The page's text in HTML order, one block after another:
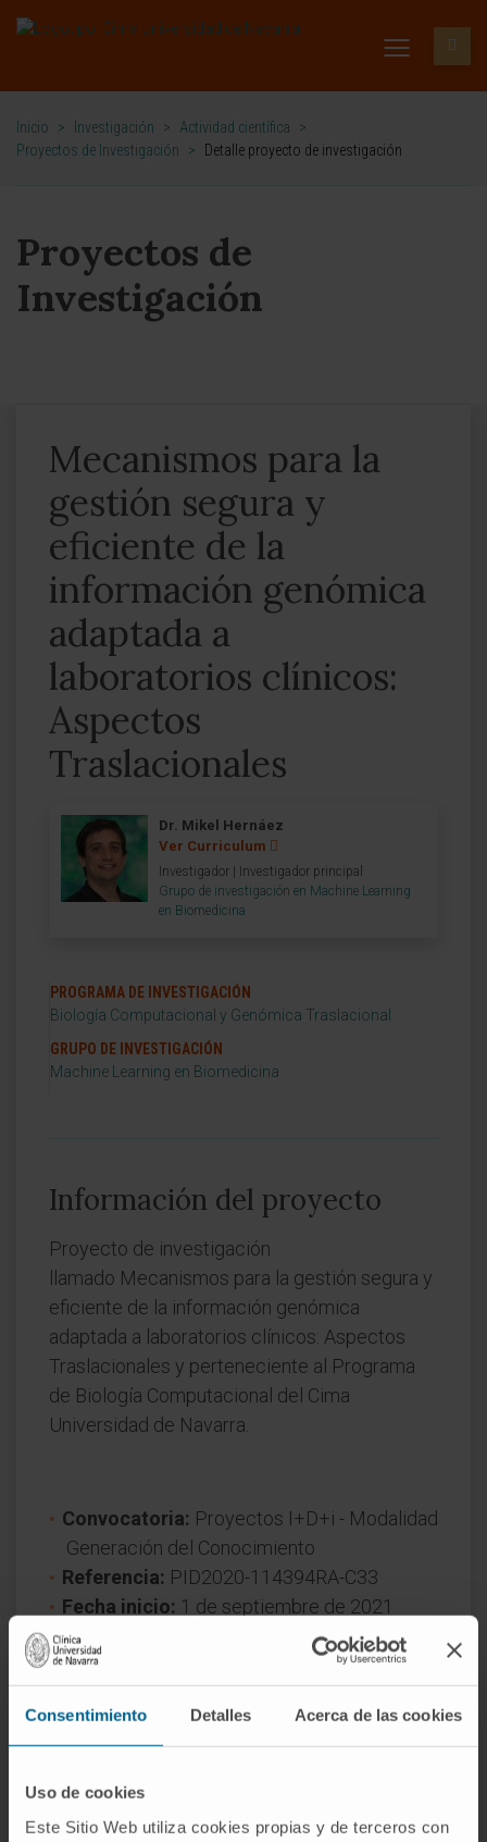
Consentimiento Detalles Acerca de las cookies
Uso de cookies
Este Sitio Web utiliza cookies propias y de terceros con
Inicio > Investigación > Actividad científica
>
Proyectos de Investigación
> Detalle proyecto de investigación
Proyectos de
Investigación
Mecanismos para la
gestión segura y
eficiente de la
información genómica
adaptada a
laboratorios clínicos:
Aspectos
Traslacionales
Dr. Mikel Hernáez
Ver Curriculum
Investigador | Investigador principal
Grupo de investigación en Machine Learning
en Biomedicina
PROGRAMA DE INVESTIGACIÓN
Biología Computacional y Genómica Traslacional
GRUPO DE INVESTIGACIÓN
Machine Learning en Biomedicina
Información del proyecto
Proyecto de investigación
llamado Mecanismos para la gestión segura y
eficiente de la información genómica
adaptada a laboratorios clínicos: Aspectos
Traslacionales y perteneciente al Programa
de Biología Computacional del Cima
Universidad de Navarra.
Convocatoria: Proyectos I+D+i - Modalidad
Generación del Conocimiento
Referencia: PID2020-114394RA-C33
Fecha inicio: 1 de septiembre de 2021
Fecha fin:
31 de agosto de 2024
Financiador:
Ministerio de Ciencia e
Naturaleza del proyecto:
Nacional
Año de concesión2021